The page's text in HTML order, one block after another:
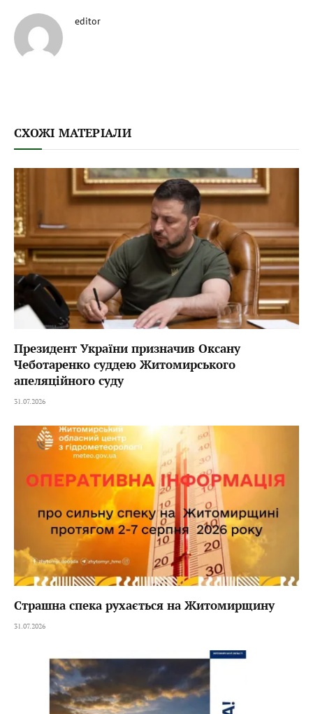
editor
СХОЖІ МАТЕРІАЛИ
Президент України призначив Оксану
Чеботаренко суддею Житомирського
апеляційного суду
31.07.2026
Страшна спека рухається на Житомирщину
31.07.2026